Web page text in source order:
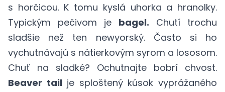
s horčicou. K tomu kyslá uhorka a hranolky.
Typickým pečivom je bagel. Chutí trochu
sladšie než ten newyorský. Často si ho
vychutnávajú s nátierkovým syrom a lososom.
Chuť na sladké? Ochutnajte bobrí chvost.
Beaver tailje sploštený kúsok vyprážaného